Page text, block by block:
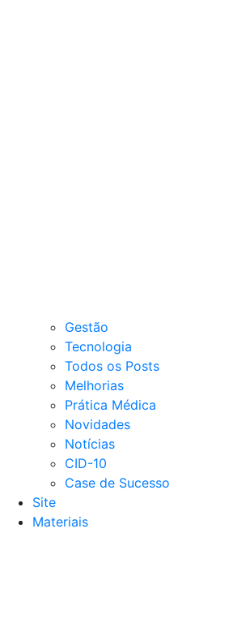
Gestão
Tecnologia
Todos os Posts
Melhorias
Prática Médica
Novidades
Notícias
CID-10
Case de Sucesso
Site
Materiais